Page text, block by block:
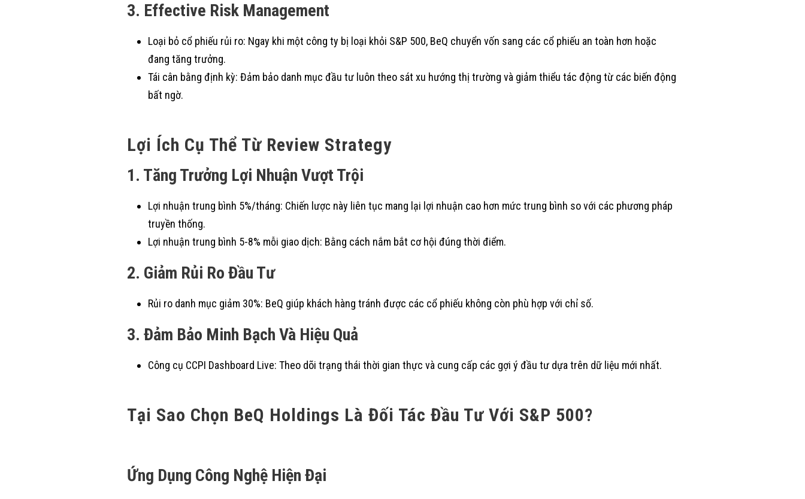
3. Effective Risk Management
Loại bỏ cổ phiếu rủi ro: Ngay khi một công ty bị loại khỏi S&P 500, BeQ chuyển vốn sang các cổ phiếu an toàn hơn hoặc
đang tăng trưởng.
Tái cân bằng định kỳ: Đảm bảo danh mục đầu tư luôn theo sát xu hướng thị trường và giảm thiểu tác động từ các biến động
bất ngờ.
Lợi Ích Cụ Thể Từ Review Strategy
1. Tăng Trưởng Lợi Nhuận Vượt Trội
Lợi nhuận trung bình 5%/tháng: Chiến lược này liên tục mang lại lợi nhuận cao hơn mức trung bình so với các phương pháp
truyền thống.
Lợi nhuận trung bình 5-8% mỗi giao dịch: Bằng cách nắm bắt cơ hội đúng thời điểm.
2. Giảm Rủi Ro Đầu Tư
Rủi ro danh mục giảm 30%: BeQ giúp khách hàng tránh được các cổ phiếu không còn phù hợp với chỉ số.
3. Đảm Bảo Minh Bạch Và Hiệu Quả
Công cụ CCPI Dashboard Live: Theo dõi trạng thái thời gian thực và cung cấp các gợi ý đầu tư dựa trên dữ liệu mới nhất.
Tại Sao Chọn BeQ Holdings Là Đối Tác Đầu Tư Với S&P 500?
Ứng Dụng Công Nghệ Hiện Đại